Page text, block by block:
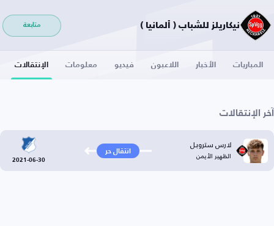
نيكاريلز للشباب ( ألمانيا ) متابعة
المباريات الأخبار اللاعبون فيديو معلومات الإنتقالات
آخر الإنتقالات
لارس ستروبل
الظهير الأيمن انتقال حر
2021-06-30